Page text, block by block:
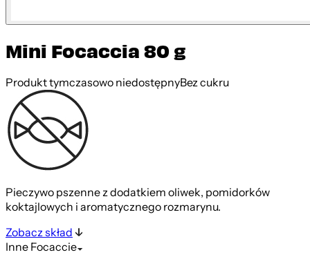
Mini Focaccia 80 g
Produkt tymczasowo niedostępnyBez cukru
Pieczywo pszenne z dodatkiem oliwek, pomidorków
koktajlowych i aromatycznego rozmarynu.
Zobacz skład
InneFocaccie